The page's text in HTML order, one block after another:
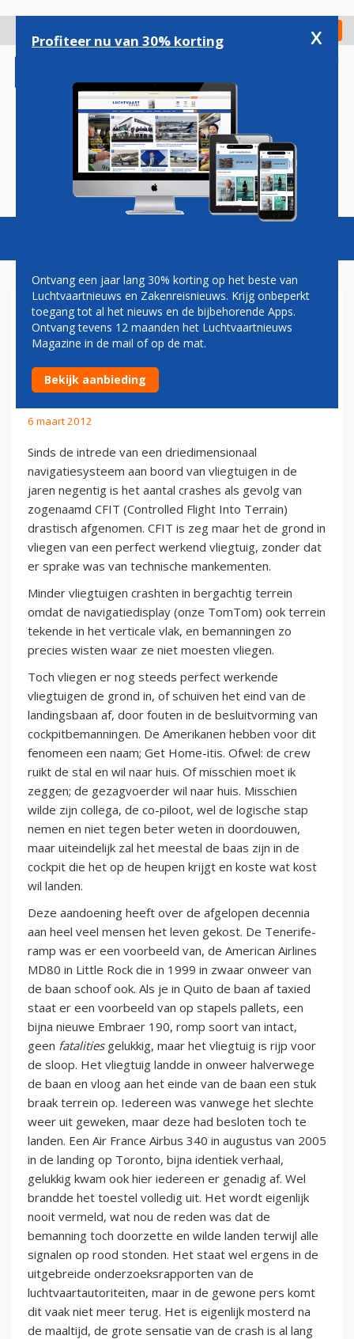
gaan
Check in
Magazine Podcasts Vacatures
HERMAN MATEBOER:
LEVENSGEVAARLIJKE
AANDOENING
6 maart 2012
Sinds de intrede van een driedimensionaal
navigatiesysteem aan boord van vliegtuigen in de
jaren negentig is het aantal crashes als gevolg van
zogenaamd CFIT (Controlled Flight Into Terrain)
drastisch afgenomen. CFIT is zeg maar het de grond in
vliegen van een perfect werkend vliegtuig, zonder dat
er sprake was van technische mankementen.
Minder vliegtuigen crashten in bergachtig terrein
omdat de navigatiedisplay (onze TomTom) ook terrein
tekende in het verticale vlak, en bemanningen zo
precies wisten waar ze niet moesten vliegen.
Toch vliegen er nog steeds perfect werkende
vliegtuigen de grond in, of schuiven het eind van de
landingsbaan af, door fouten in de besluitvorming van
cockpitbemanningen. De Amerikanen hebben voor dit
fenomeen een naam; Get Home-itis. Ofwel: de crew
ruikt de stal en wil naar huis. Of misschien moet ik
zeggen; de gezagvoerder wil naar huis. Misschien
wilde zijn collega, de co-piloot, wel de logische stap
nemen en niet tegen beter weten in doordouwen,
maar uiteindelijk zal het meestal de baas zijn in de
cockpit die het op de heupen krijgt en koste wat kost
wil landen.
Deze aandoening heeft over de afgelopen decennia
aan heel veel mensen het leven gekost. De Tenerife-
ramp was er een voorbeeld van, de American Airlines
MD80 in Little Rock die in 1999 in zwaar onweer van
de baan schoof ook. Als je in Quito de baan af taxied
staat er een voorbeeld van op stapels pallets, een
bijna nieuwe Embraer 190, romp soort van intact,
geen fatalitiesgelukkig, maar het vliegtuig is rijp voor
de sloop. Het vliegtuig landde in onweer halverwege
de baan en vloog aan het einde van de baan een stuk
braak terrein op. Iedereen was vanwege het slechte
weer uit geweken, maar deze had besloten toch te
landen. Een Air France Airbus 340 in augustus van 2005
in de landing op Toronto, bijna identiek verhaal,
gelukkig kwam ook hier iedereen er genadig af. Wel
brandde het toestel volledig uit. Het wordt eigenlijk
nooit vermeld, wat nou de reden was dat de
bemanning toch doorzette en wilde landen terwijl alle
signalen op rood stonden. Het staat wel ergens in de
uitgebreide onderzoeksrapporten van de
luchtvaartautoriteiten, maar in de gewone pers komt
dit vaak niet meer terug. Het is eigenlijk mosterd na
de maaltijd, de grote sensatie van de crash is al lang
Profiteer nu van 30% korting x
Ontvang een jaar lang 30% korting op het beste van
Luchtvaartnieuws en Zakenreisnieuws. Krijg onbeperkt
toegang tot al het nieuws en de bijbehorende Apps.
Ontvang tevens 12 maanden het Luchtvaartnieuws
Magazine in de mail of op de mat.
Bekijk aanbieding